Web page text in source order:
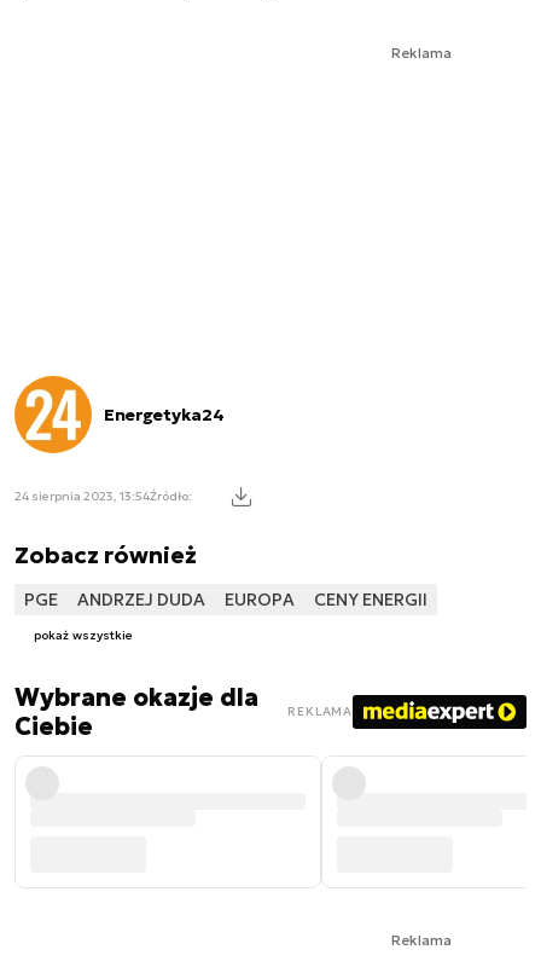
Reklama
Energetyka24
24 sierpnia 2023, 13:54Źródło:
Zobacz również
PGE ANDRZEJ DUDA EUROPA CENY ENERGII
pokaż wszystkie
Wybrane okazje dla
Ciebie
REKLAMA
Reklama